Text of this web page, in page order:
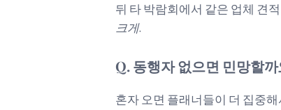
뒤 타 박람회에서 같은 업체 견
크게.
Q. 동행자 없으면 민망할
혼자 오면 플래너들이 더 집중